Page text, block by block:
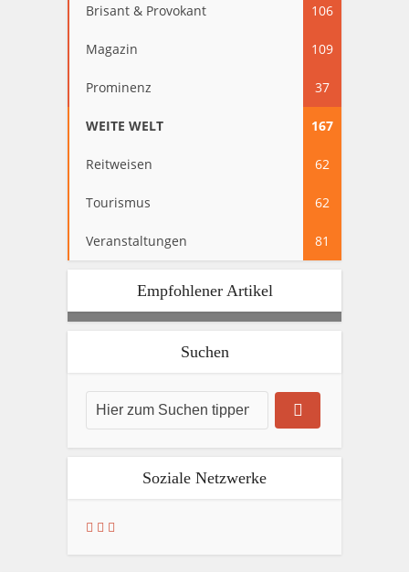
Brisant & Provokant 106
Magazin 109
Prominenz 37
WEITE WELT 167
Reitweisen 62
Tourismus 62
Veranstaltungen 81
Empfohlener Artikel
Suchen
Soziale Netzwerke